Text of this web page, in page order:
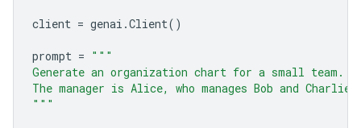
client = genai .Client()
prompt = """
Generate an organization chart for a small team.
The manager is Alice, who manages Bob and Charlie.
"""